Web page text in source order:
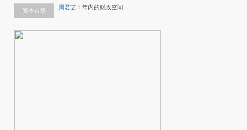
资本市场 周君芝 ： 年内的财政空间